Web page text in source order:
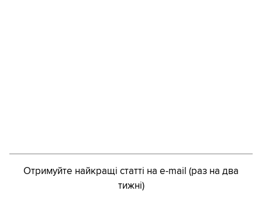
Отримуйте найкращі статті на e-mail (раз на два
тижні)